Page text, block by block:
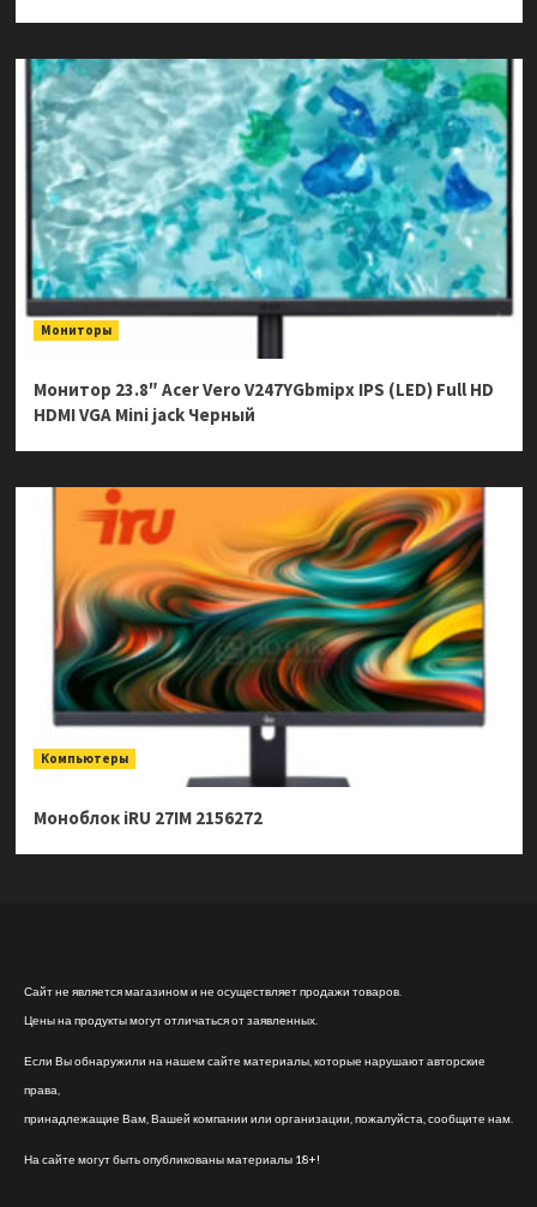
Мониторы
Монитор 23.8″ Acer Vero V247YGbmipx IPS (LED) Full HD
HDMI VGA Mini jack Черный
Компьютеры
Моноблок iRU 27IM 2156272
Сайт не является магазином и не осуществляет продажи товаров.
Цены на продукты могут отличаться от заявленных.
Если Вы обнаружили на нашем сайте материалы, которые нарушают авторские
права,
принадлежащие Вам, Вашей компании или организации, пожалуйста, сообщите нам.
На сайте могут быть опубликованы материалы 18+!